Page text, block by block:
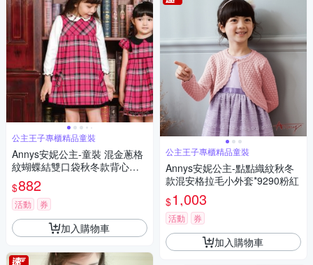
公主王子專櫃精品童裝
Annys安妮公主-童裝 混金蔥格
紋蝴蝶結雙口袋秋冬款背心裙*
2254桃粉
$882
活動 券
加入購物車
公主王子專櫃精品童裝
Annys安妮公主-點點織紋秋冬
款混安格拉毛小外套*9290粉紅
$1,003
活動 券
加入購物車